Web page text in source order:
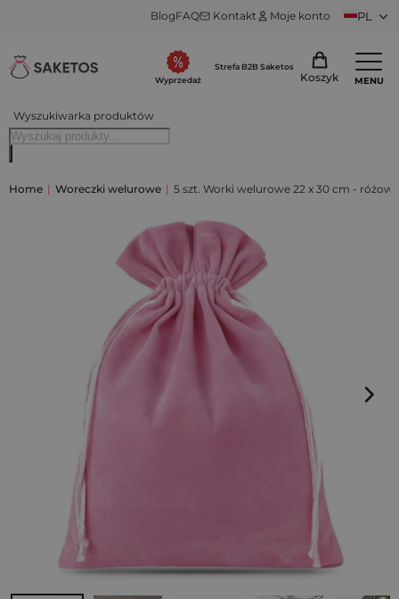
BlogFAQ Kontakt Moje konto PL
Wyszukiwarka produktów
Wyprzedaż
Strefa B2B Saketos
Koszyk MENU
Home | Woreczki welurowe | 5 szt. Worki welurowe 22 x 30 cm -